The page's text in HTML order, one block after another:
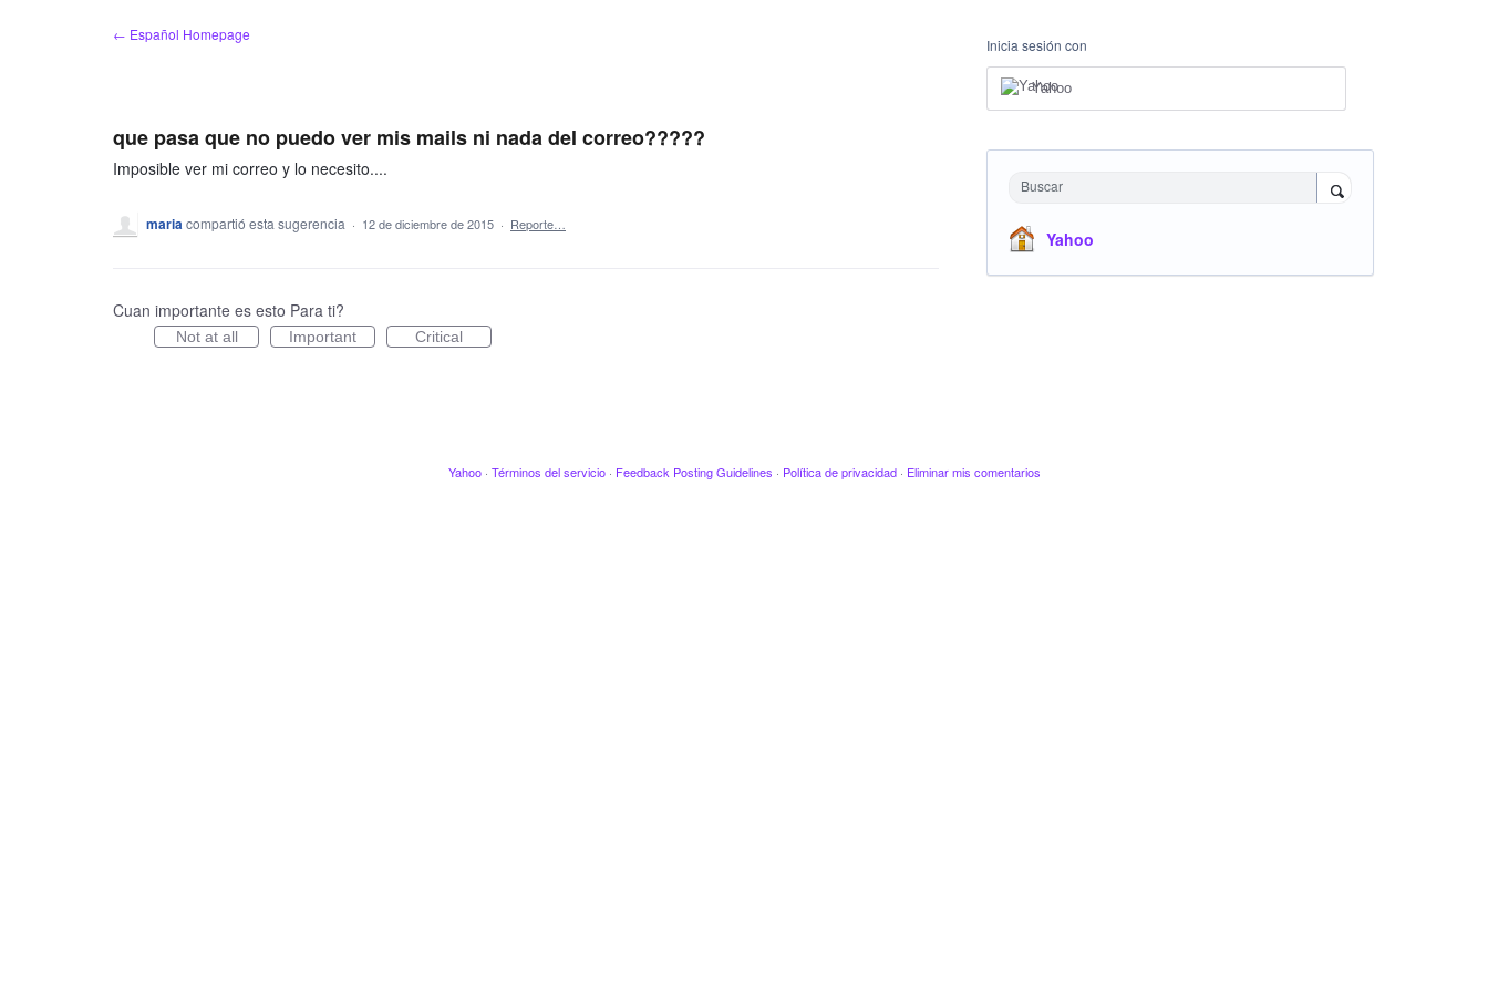
← Español Homepage
que pasa que no puedo ver mis mails ni nada del correo?????
Imposible ver mi correo y lo necesito....
mariacompartió esta sugerencia · 12 de diciembre de 2015 · Reporte…
Cuan importante es esto Para ti?
Not at all Important Critical
Inicia sesión con
Yahoo
Buscar
Yahoo
Yahoo · Términos del servicio · Feedback Posting Guidelines · Política de privacidad · Eliminar mis comentarios